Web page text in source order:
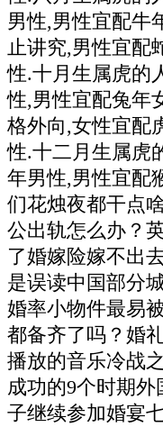
男性,男性宜配牛
止讲究,男性宜配
性.十月生属虎的
性,男性宜配兔年
格外向,女性宜配
性.十二月生属虎
年男性,男性宜配
们花烛夜都干点
公出轨怎么办？
了婚嫁险嫁不出
是误读中国部分
婚率小物件最易
都备齐了吗？婚
播放的音乐冷战
成功的9个时期
子继续参加婚宴